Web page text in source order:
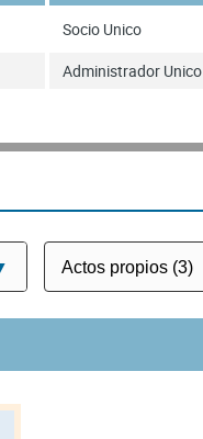
Socio Unico
Administrador Unico